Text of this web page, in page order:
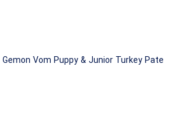
Gemon Vom Puppy & Junior Turkey Pate